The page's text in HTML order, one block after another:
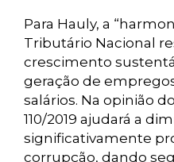
Para Hauly, a
Tributário Nacional
crescimento
geração de
salários. Na opinião
110/2019 ajudará a
significativamente
corrupção, dando